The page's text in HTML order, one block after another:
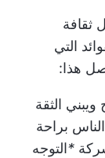
ثقافة
التي
هذا:
الثقة
براحة
*التوجه